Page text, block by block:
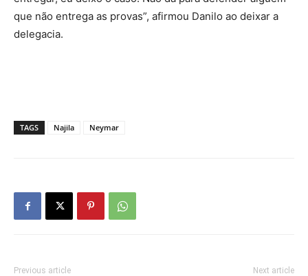
que não entrega as provas”, afirmou Danilo ao deixar a
delegacia.
TAGS Najila Neymar
Previous article Next article